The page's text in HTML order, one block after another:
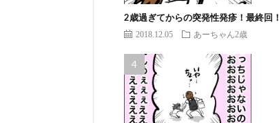
2歳過ぎてからの突発性発疹！最終回！
2018.12.05 あーちゃん2歳